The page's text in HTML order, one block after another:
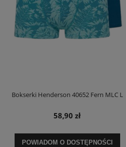
74,90 zł
DO KOSZYKA
Bokserki Henderson 40652 Fern MLC L
58,90 zł
POWIADOM O DOSTĘPNOŚCI